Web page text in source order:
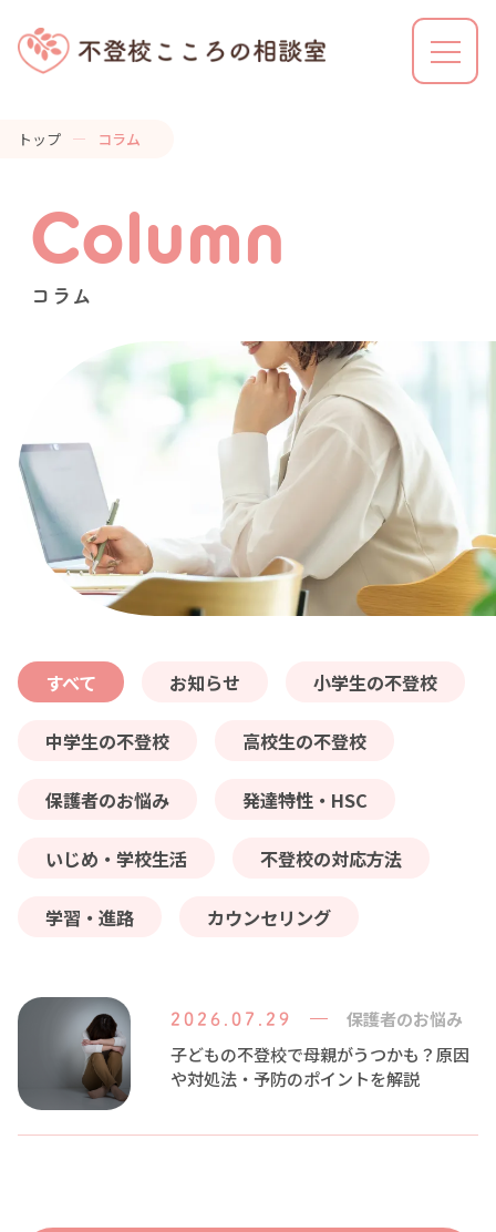
解決事例
カウンセラーの特徴
料金
よくある質問
トップ コラム
Column
コラム
すべて お知らせ 小学生の不登校
中学生の不登校 高校生の不登校
保護者のお悩み 発達特性・HSC
いじめ・学校生活 不登校の対応方法
学習・進路 カウンセリング
2026.07.29
保護者のお悩み
子どもの不登校で母親がうつかも？原因
や対処法・予防のポイントを解説